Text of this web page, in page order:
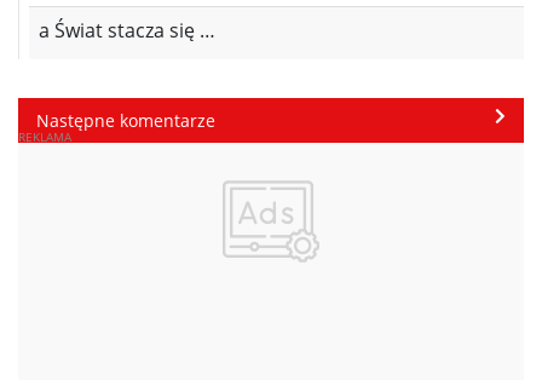
a Świat stacza się …
Następne komentarze